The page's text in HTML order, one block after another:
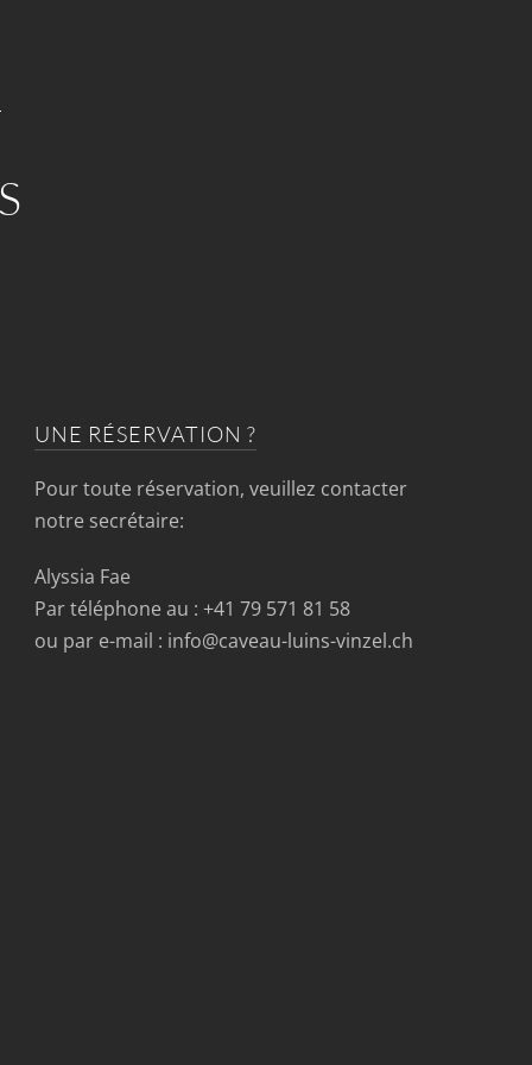
UNE RÉSERVATION ?
Pour toute réservation, veuillez contacter
notre secrétaire:
Alyssia Fae
Par téléphone au : +41 79 571 81 58
ou par e-mail : info@caveau-luins-vinzel.ch